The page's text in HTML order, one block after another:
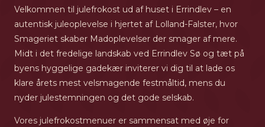
Velkommen til julefrokost ud af huset i Errindlev – en
autentisk juleoplevelse i hjertet af Lolland-Falster, hvor
Smageriet skaber Madoplevelser der smager af mere.
Midt i det fredelige landskab ved Errindlev Sø og tæt på
byens hyggelige gadekær inviterer vi dig til at lade os
klare årets mest velsmagende festmåltid, mens du
nyder julestemningen og det gode selskab.
Vores julefrokostmenuer er sammensat med øje for